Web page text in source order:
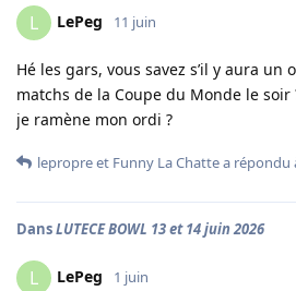
L LePeg 11 juin
Hé les gars, vous savez s’il y aura un
matchs de la Coupe du Monde le
je ramène mon ordi ?
lepropreet Funny La Chattea répondu
DansLUTECE BOWL 13 et 14 juin 2026
L LePeg 1 juin